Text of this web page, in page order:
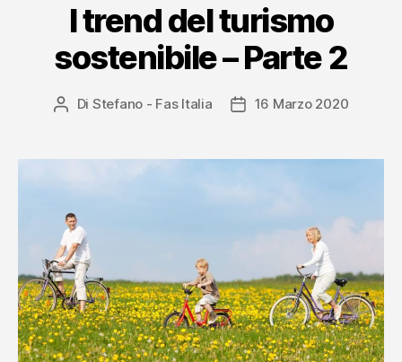
I trend del turismo
sostenibile – Parte 2
Autore
Di Stefano - Fas Italia
Data16 Marzo 2020